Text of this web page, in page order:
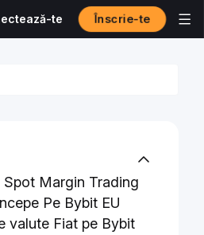
te Înscrie-te
Margin Trading
Pe Bybit EU
valute Fiat pe Bybit